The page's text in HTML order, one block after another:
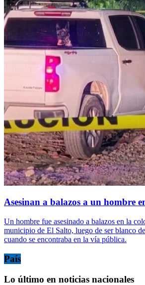
Asesinan a balazos a un hombre
Un hombre fue asesinado a balazos en la
municipio de El Salto, luego de ser blanco
cuando se encontraba en la vía pública.
País
Lo último en noticias nacionales